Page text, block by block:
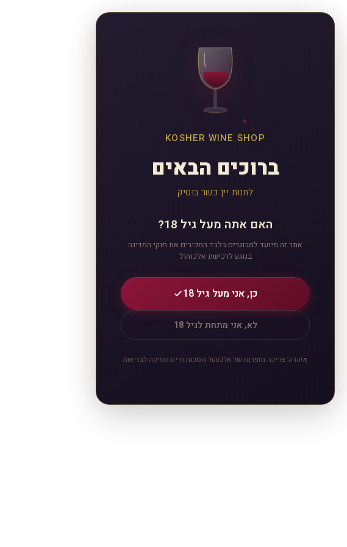
KOSHER WINE SHOP
ברוכים הבאים
לחנות יין כשר בוטיק
האם אתה מעל גיל 18?
אתר זה מיועד למבוגרים בלבד המכירים את חוקי המדינה
בנוגע לרכישת אלכוהול
כן, אני מעל גיל 18
לא, אני מתחת לגיל 18
אזהרה: צריכה מופרזת של אלכוהול מסכנת חיים ומזיקה לבריאות